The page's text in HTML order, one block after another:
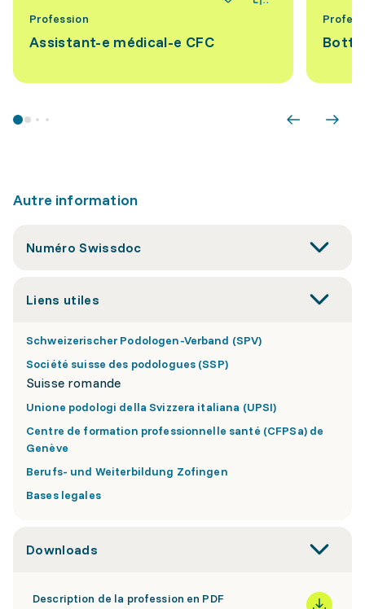
Profession
Assistant-e médical-e CFC
Autre information
Numéro Swissdoc
Liens utiles
Schweizerischer Podologen-Verband (SPV)
Société suisse des podologues (SSP)
Suisse romande
Unione podologi della Svizzera italiana (UPSI)
Centre de formation professionnelle santé (CFPSa) de
Genève
Berufs- und Weiterbildung Zofingen
Bases legales
Downloads
Description de la profession en PDF